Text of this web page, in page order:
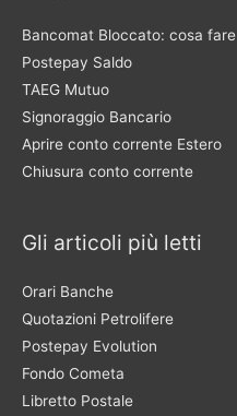
Bancomat Bloccato: cosa fare
Postepay Saldo
TAEG Mutuo
Signoraggio Bancario
Aprire conto corrente Estero
Chiusura conto corrente
Gli articoli più letti
Orari Banche
Quotazioni Petrolifere
Postepay Evolution
Fondo Cometa
Libretto Postale